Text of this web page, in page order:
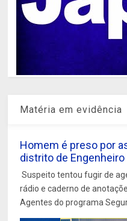
Matéria em evidência
Homem é preso por
distrito de
Suspeito tentou fugir de
rádio e caderno de
Agentes do programa